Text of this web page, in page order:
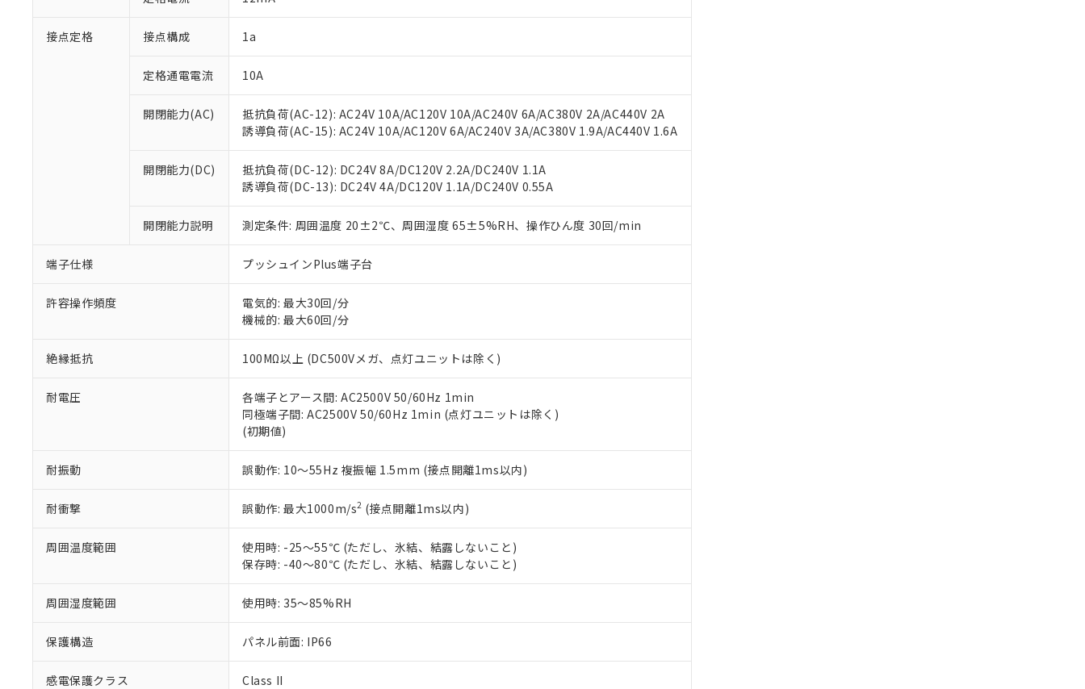
接点定格 接点構成 1a
定格通電電流 10A
開閉能力(AC)
抵抗負荷(AC-12): AC24V 10A/AC120V 10A/AC240V 6A/AC380V 2A/AC440V 2A
誘導負荷(AC-15): AC24V 10A/AC120V 6A/AC240V 3A/AC380V 1.9A/AC440V 1.6A
開閉能力(DC)
抵抗負荷(DC-12): DC24V 8A/DC120V 2.2A/DC240V 1.1A
誘導負荷(DC-13): DC24V 4A/DC120V 1.1A/DC240V 0.55A
開閉能力説明 測定条件: 周囲温度 20±2℃、周囲湿度 65±5%RH、操作ひん度 30回/min
端子仕様 プッシュインPlus端子台
許容操作頻度
電気的: 最大30回/分
機械的: 最大60回/分
絶縁抵抗 100MΩ以上 (DC500Vメガ、点灯ユニットは除く)
耐電圧
各端子とアース間: AC2500V 50/60Hz 1min
同極端子間: AC2500V 50/60Hz 1min (点灯ユニットは除く)
(初期値)
耐振動 誤動作: 10～55Hz 複振幅 1.5mm (接点開離1ms以内)
耐衝撃 誤動作: 最大1000m/s2 (接点開離1ms以内)
周囲温度範囲
使用時: -25～55℃ (ただし、氷結、結露しないこと)
保存時: -40～80℃ (ただし、氷結、結露しないこと)
周囲湿度範囲 使用時: 35～85%RH
保護構造 パネル前面: IP66
感電保護クラス Class II
本サービスは、当社制御機器事業取扱商品の当社在庫状況および標準価格(税抜)を提供させていただ
当社制御機器事業取扱商品の中には、本サービスの対象外となる商品もあることをご了承ください。
い。
正式な納期状況および標準価格はお客様のお取引先、またはお客様担当のオムロン制御機器販売店・
当社販売員にご相談ください。
在庫状況および標準価格結果を当社の事前の承諾なく第三者に漏洩または開示しないようお願いしま
す。
マイパーツ機能（部品リスト作成サービス）をご利用いただくには、I-Webメンバーズにご登録され
ている必要があります。
お客様が当ウェブサイト上で当社にご登録された部品リストについて、当社および当社の共同利用者
が、当社の製品・サービスに関するお客様との取引・商談に必要な範囲で利用することをご了承くだ
いる法人を指します。
*EU RoHS指令（10物質）：
フタル酸ビス(2-エチルヘキシル) (DEHP)(別名：DOP) 1000ppm以下、フタル酸ブチルベンジル（BBP） 1000ppm以下、フタル酸ジブチ
ル（DBP） 1000ppm以下、フタル酸ジイソブチル (DIBP) 1000ppm以下
但し、RoHS指令で産業用監視および制御機器に対する適用除外項目は除く。
フタル酸エステル類の４物質については閾値を超える意図的な使用がないことを確認しています。
※2 対応予定月
部品在庫の切り替え状況などにより、予定月が前後することがあります。
※3 非含有証明書ダウンロード
EU RoHS指令（10物質）の非含有証明書
51物質の非含有証明書（当社基準）
※本証明書は発行日時点で非含有を証明するもので、過去に遡って非含有を証明するものではありません。
また、RoHS指令のフタル酸エステル類４物質の対応では、対応完了までの期間は出荷製品に未対応品が
混在することから備考欄に対応日を記載しておりました。
既に当社にて対応品への在庫切替を完了していることから、特段のことがない限り、2022年1月12日よ
り割愛しております。
「×」：最大均質材料含有率が中国RoHSの基準値を超えていることを示します。
Pb(鉛) :1000ppm、 Hg(水銀) : 1000ppm、 Cd(カドミウム) : 100ppm、
DEHP(フタル酸ビス(2-エチルヘキシル)) : 1000ppm
※2 環境保護使用期限
「ｅ」：有害物質（10物質）のすべてが基準値以下であることを示します。
味します。
「－」：未確認です。当社販売部門へお問い合わせください。
当社は、これら貴社製品のうち、外国為替および外国貿易法に定める商品（以下｢規制貨物等」とい
などの必要な手続きをとります。
ます。
当社は貴社製品を、核兵器、ミサイル、化学兵器、生物兵器またはその他武器並びにこれらの製造装
置等に一切使用いたしません。
当社は、貴社製品を第三者に販売する場合は、上記1、2および3の内容を当該第三者に通知します。
たしません。
△ 一定数には満たないが在庫あり
－
在庫なし(最新の在庫状況については、お客様のお取引先、またはお客様担当のオムロン制御
機器販売店・当社販売員にご確認ください)
空
受注生産機種、また在庫状況の情報を公開していない機種